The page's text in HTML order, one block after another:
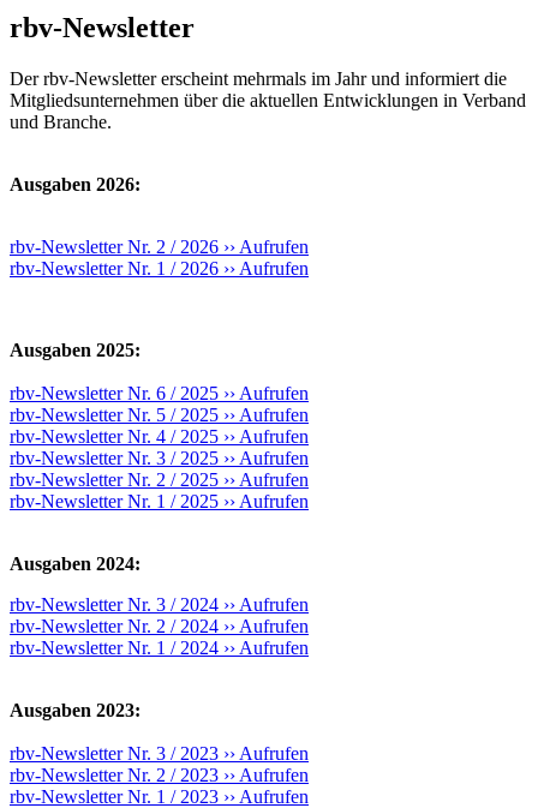
rbv-Newsletter
Der rbv-Newsletter erscheint mehrmals im Jahr und informiert die
Mitgliedsunternehmen über die aktuellen Entwicklungen in Verband
und Branche.
Ausgaben 2026:
rbv-Newsletter Nr. 2 / 2026 ›› Aufrufen
rbv-Newsletter Nr. 1 / 2026 ›› Aufrufen
Ausgaben 2025:
rbv-Newsletter Nr. 6 / 2025 ›› Aufrufen
rbv-Newsletter Nr. 5 / 2025 ›› Aufrufen
rbv-Newsletter Nr. 4 / 2025 ›› Aufrufen
rbv-Newsletter Nr. 3 / 2025 ›› Aufrufen
rbv-Newsletter Nr. 2 / 2025 ›› Aufrufen
rbv-Newsletter Nr. 1 / 2025 ›› Aufrufen
Ausgaben 2024:
rbv-Newsletter Nr. 3 / 2024 ›› Aufrufen
rbv-Newsletter Nr. 2 / 2024 ›› Aufrufen
rbv-Newsletter Nr. 1 / 2024 ›› Aufrufen
Ausgaben 2023:
rbv-Newsletter Nr. 3 / 2023 ›› Aufrufen
rbv-Newsletter Nr. 2 / 2023 ›› Aufrufen
rbv-Newsletter Nr. 1 / 2023 ›› Aufrufen